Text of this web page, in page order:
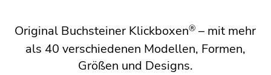
Original Buchsteiner Klickboxen® – mit mehr
als 40 verschiedenen Modellen, Formen,
Größen und Designs.